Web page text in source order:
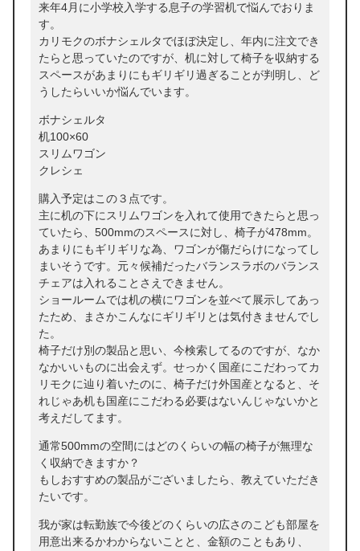
来年4月に小学校入学する息子の学習机で悩んでおりま
す。
カリモクのボナシェルタでほぼ決定し、年内に注文でき
たらと思っていたのですが、机に対して椅子を収納する
スペースがあまりにもギリギリ過ぎることが判明し、ど
うしたらいいか悩んでいます。
ボナシェルタ
机100×60
スリムワゴン
クレシェ
購入予定はこの３点です。
主に机の下にスリムワゴンを入れて使用できたらと思っ
ていたら、500mmのスペースに対し、椅子が478mm。
あまりにもギリギリな為、ワゴンが傷だらけになってし
まいそうです。元々候補だったバランスラボのバランス
チェアは入れることさえできません。
ショールームでは机の横にワゴンを並べて展示してあっ
たため、まさかこんなにギリギリとは気付きませんでし
た。
椅子だけ別の製品と思い、今検索してるのですが、なか
なかいいものに出会えず。せっかく国産にこだわってカ
リモクに辿り着いたのに、椅子だけ外国産となると、そ
れじゃあ机も国産にこだわる必要はないんじゃないかと
考えだしてます。
通常500mmの空間にはどのくらいの幅の椅子が無理な
く収納できますか？
もしおすすめの製品がございましたら、教えていただき
たいです。
我が家は転勤族で今後どのくらいの広さのこども部屋を
用意出来るかわからないことと、金額のこともあり、